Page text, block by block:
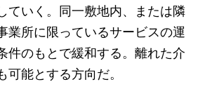
ていく。同一敷地内、または隣
業所に限っているサービスの運
件のもとで緩和する。離れた介
能とする方向だ。